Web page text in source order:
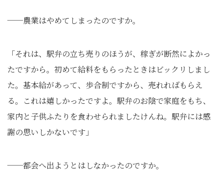
──農業はやめてしまったのですか。
「それは、駅弁の立ち売りのほうが、稼ぎが断然によかっ
たですから。初めて給料をもらったときはビックリしまし
た。基本給があって、歩合制ですから、売れればもらえ
る。これは嬉しかったですよ。駅弁のお陰で家庭をもち、
家内と子供ふたりを食わせられましたけんね。駅弁には感
謝の思いしかないです」
──都会へ出ようとはしなかったのですか。